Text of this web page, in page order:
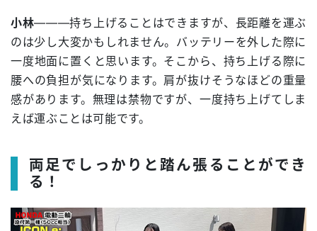
小林―――持ち上げることはできますが、長距離を運ぶ
のは少し大変かもしれません。バッテリーを外した際に
一度地面に置くと思います。そこから、持ち上げる際に
腰への負担が気になります。肩が抜けそうなほどの重量
感があります。無理は禁物ですが、一度持ち上げてしま
えば運ぶことは可能です。
両足でしっかりと踏ん張ることができ
る！